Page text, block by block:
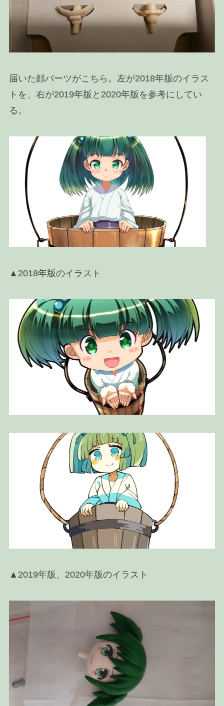
届いた顔パーツがこちら。左が2018年版のイラス
トを、右が2019年版と2020年版を参考にしてい
る。
▲2018年版のイラスト
▲2019年版、2020年版のイラスト